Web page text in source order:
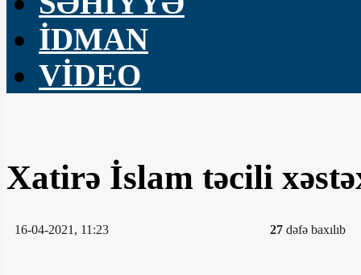
İDMAN
VİDEO
Xatirə İslam təcili
16-04-2021, 11:23 27 dəfə baxılıb